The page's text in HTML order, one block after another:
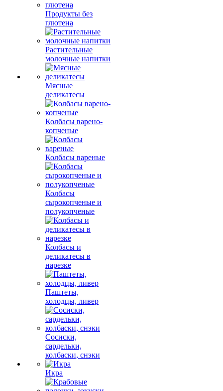
Продукты без
глютена
Растительные
молочные напитки
Мясные
деликатесы
Колбасы варено-
копченые
Колбасы вареные
Колбасы
сырокопченые и
полукопченые
Колбасы и
деликатесы в
нарезке
Паштеты,
холодцы, ливер
Сосиски,
сардельки,
колбаски, снэки
Икра